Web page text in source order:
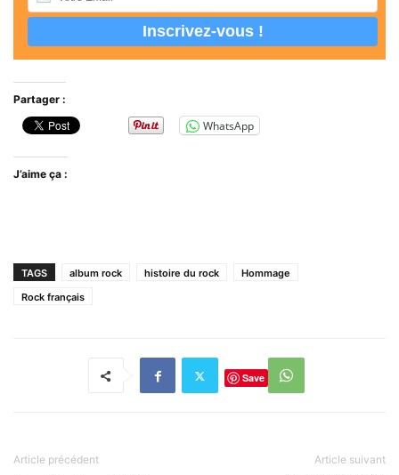
Partager :
WhatsApp
J’aime ça :
TAGS album rock histoire du rock
Hommage
Rock français
Save
Article précédent Article suivant